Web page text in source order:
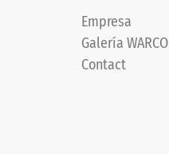
Empresa
Galería WARCO
Contact